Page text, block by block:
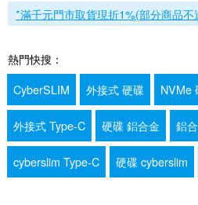
*滿千元門市取貨現折1%(部分商品
熱門快搜：
CyberSLIM
外接式 硬碟 NVMe
外接式 Type-C 硬碟 鋁合金 鋁
cyberslim Type-C 硬碟 cyberslim